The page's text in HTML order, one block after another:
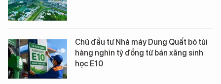
Chủ đầu tư Nhà máy Dung Quất bỏ túi
hàng nghìn tỷ đồng từ bán xăng sinh
học E10